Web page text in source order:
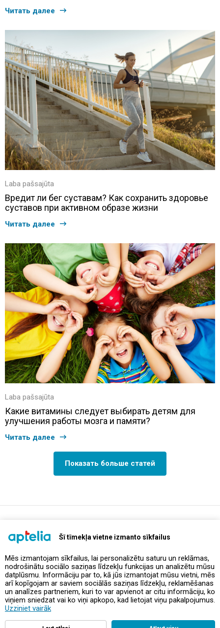
Šī tīmekļa vietne izmanto sīkfailus
Mēs izmantojam sīkfailus, lai personalizētu saturu un reklāmas,
nodrošinātu sociālo saziņas līdzekļu funkcijas un analizētu mūsu
datplūsmu. Informāciju par to, kā jūs izmantojat mūsu vietni, mēs
arī kopīgojam ar saviem sociālās saziņas līdzekļu, reklamēšanas
un analīzes partneriem, kuri to var apvienot ar citu informāciju, ko
viņiem sniedzat vai ko viņi apkopo, kad lietojat viņu pakalpojumus.
Uzziniet vairāk
Читать далее
Laba pašsajūta
Вредит ли бег суставам? Как сохранить здоровье
суставов при активном образе жизни
Читать далее
Laba pašsajūta
Какие витамины следует выбирать детям для
улучшения работы мозга и памяти?
Читать далее
Показать больше статей
Предложения и акции
Контакты